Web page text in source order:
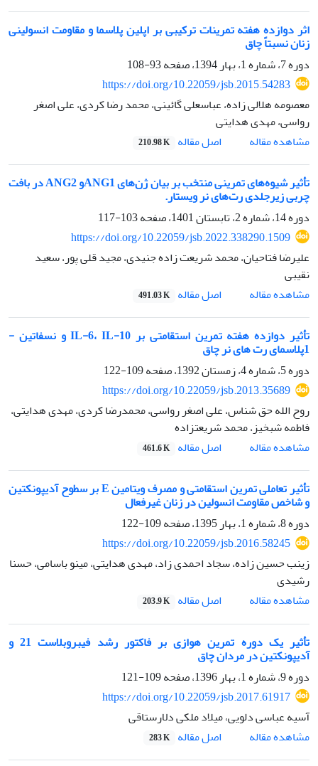
اثر دوازده هفته تمرینات ترکیبی بر اپلین پلاسما و مقاومت انسولینی
زنان نسبتاً چاق
دوره 7، شماره 1، بهار 1394، صفحه
93-108
https://doi.org/10.22059/jsb.2015.54283
معصومه هلالی زاده، عباسعلی گائینی، محمد رضا کردی، علی اصغر
رواسی، مهدی هدایتی
مشاهده مقاله
اصل مقاله 210.98 K
تأثیر شیوه‌های تمرینی منتخب بر بیان ژن‌های ANG1و ANG2 در بافت
چربی زیرجلدی رت‌های نر ویستار.
دوره 14، شماره 2، تابستان 1401، صفحه
103-117
https://doi.org/10.22059/jsb.2022.338290.1509
علیرضا فتاحیان، محمد شریعت زاده جنیدی، مجید قلی پور، سعید
نقیبی
مشاهده مقاله
اصل مقاله 491.03 K
تأثیر دوازده هفته تمرین استقامتی بر IL-6، IL-10 و نسفاتین -
1پلاسمای رت های نر چاق
دوره 5، شماره 4، زمستان 1392، صفحه
109-122
https://doi.org/10.22059/jsb.2013.35689
روح الله حق شناس، علی اصغر رواسی، محمدرضا کردی، مهدی هدایتی،
فاطمه شبخیز، محمد شریعتزاده
مشاهده مقاله
اصل مقاله 461.6 K
تأثیر تعاملی تمرین استقامتی و مصرف ویتامین E بر سطوح آدیپونکتین
و شاخص مقاومت انسولین در زنان غیرفعال
دوره 8، شماره 1، بهار 1395، صفحه
109-122
https://doi.org/10.22059/jsb.2016.58245
زینب حسین زاده، سجاد احمدی زاد، مهدی هدایتی، مینو باسامی، حسنا
رشیدی
مشاهده مقاله
اصل مقاله 203.9 K
تأثیر یک دوره تمرین هوازی بر فاکتور رشد فیبروبلاست 21 و
آدیپونکتین در مردان چاق
دوره 9، شماره 1، بهار 1396، صفحه
109-121
https://doi.org/10.22059/jsb.2017.61917
آسیه عباسی دلویی، میلاد ملکی دلارستاقی
مشاهده مقاله
اصل مقاله 283 K